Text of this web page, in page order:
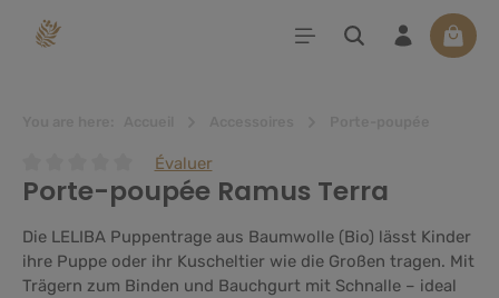
principal Le
Note moyenne de 0 sur 5 étoiles
Évaluer
Porte-poupée Ramus Terra
Die LELIBA Puppentrage aus Baumwolle (Bio) lässt Kinder
ihre Puppe oder ihr Kuscheltier wie die Großen tragen. Mit
Trägern zum Binden und Bauchgurt mit Schnalle – ideal